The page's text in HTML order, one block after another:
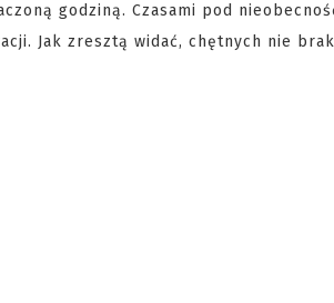
godziną. Czasami pod
Jak zresztą widać, chętnych nie